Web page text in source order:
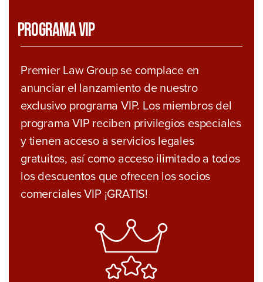
Programa VIP
Premier Law Group se complace en
anunciar el lanzamiento de nuestro
exclusivo programa VIP. Los miembros del
programa VIP reciben privilegios especiales
y tienen acceso a servicios legales
gratuitos, así como acceso ilimitado a todos
los descuentos que ofrecen los socios
comerciales VIP ¡GRATIS!